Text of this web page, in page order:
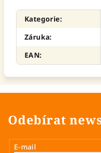
Kategorie:
Záruka:
EAN:
Odebírat
E-mail